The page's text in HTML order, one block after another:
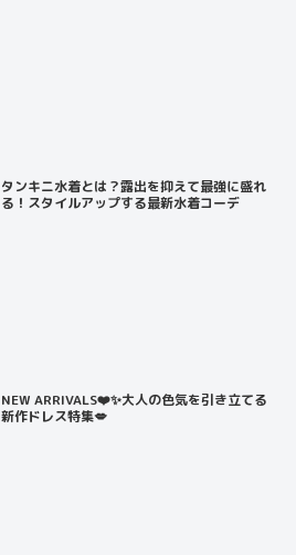
タンキニ水着とは？露出を抑えて最強に盛れ
る！スタイルアップする最新水着コーデ
NEW ARRIVALS❤️✨大人の色気を引き立てる
新作ドレス特集💋